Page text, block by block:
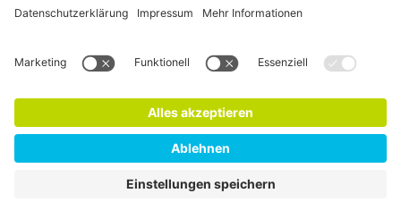
Newsletter
Jetzt anmelden!